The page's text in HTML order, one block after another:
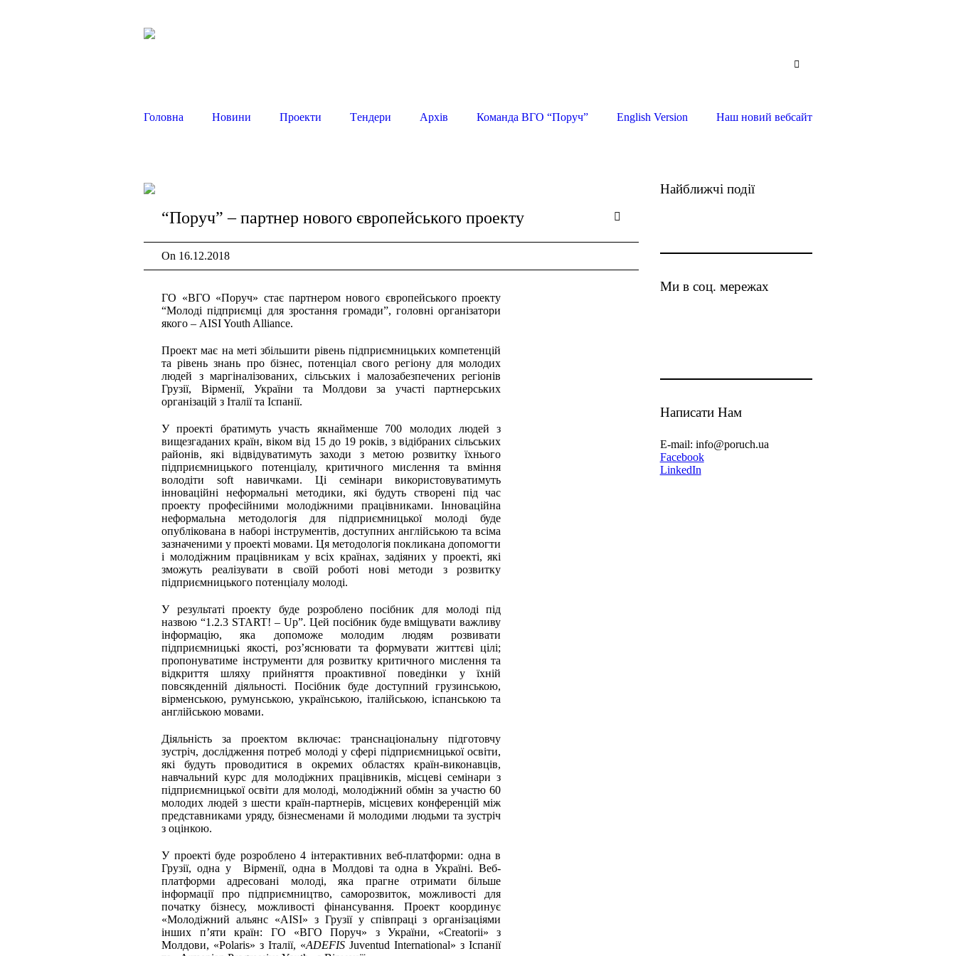
Головна Новини Проекти Tендери Архів Команда ВГО “Поруч” English Version Наш новий вебсайт
“Поруч” – партнер нового європейського проекту
On 16.12.2018
ГО «ВГО «Поруч» стає партнером нового європейського проекту
“Молоді підприємці для зростання громади”, головні організатори
якого – AISI Youth Alliance.
Проект має на меті збільшити рівень підприємницьких компетенцій
та рівень знань про бізнес, потенціал свого регіону для молодих
людей з маргіналізованих, сільських і малозабезпечених регіонів
Грузії, Вірменії, України та Молдови за участі партнерських
організацій з Італії та Іспанії.
У проекті братимуть участь якнайменше 700 молодих людей з
вищезгаданих країн, віком від 15 до 19 років, з відібраних сільських
районів, які відвідуватимуть заходи з метою розвитку їхнього
підприємницького потенціалу, критичного мислення та вміння
володіти soft навичками. Ці семінари використовуватимуть
інноваційні неформальні методики, які будуть створені під час
проекту професійними молодіжними працівниками. Інноваційна
неформальна методологія для підприємницької молоді буде
опублікована в наборі інструментів, доступних англійською та всіма
зазначеними у проекті мовами. Ця методологія покликана допомогти
і молодіжним працівникам у всіх країнах, задіяних у проекті, які
зможуть реалізувати в своїй роботі нові методи з розвитку
підприємницького потенціалу молоді.
У результаті проекту буде розроблено посібник для молоді під
назвою “1.2.3 START! – Up”. Цей посібник буде вміщувати важливу
інформацію, яка допоможе молодим людям розвивати
підприємницькі якості, роз’яснювати та формувати життєві цілі;
пропонуватиме інструменти для розвитку критичного мислення та
відкриття шляху прийняття проактивної поведінки у їхній
повсякденній діяльності. Посібник буде доступний грузинською,
вірменською, румунською, українською, італійською, іспанською та
англійською мовами.
Діяльність за проектом включає: транснаціональну підготовчу
зустріч, дослідження потреб молоді у сфері підприємницької освіти,
які будуть проводитися в окремих областях країн-виконавців,
навчальний курс для молодіжних працівників, місцеві семінари з
підприємницької освіти для молоді, молодіжний обмін за участю 60
молодих людей з шести країн-партнерів, місцевих конференцій між
представниками уряду, бізнесменами й молодими людьми та зустріч
з оцінкою.
У проекті буде розроблено 4 інтерактивних веб-платформи: одна в
Грузії, одна у Вірменії, одна в Молдові та одна в Україні. Веб-
платформи адресовані молоді, яка прагне отримати більше
інформації про підприємництво, саморозвиток, можливості для
початку бізнесу, можливості фінансування. Проект координує
«Молодіжний альянс «AISI» з Грузії у співпраці з організаціями
інших п’яти країн: ГО «ВГО Поруч» з України, «Creatorii» з
Молдови, «Polaris» з Італії, «ADEFIS Juventud International» з Іспанії
Найближчі події
Ми в соц. мережах
Написати Нам
E-mail: info@poruch.ua
Facebook
LinkedIn